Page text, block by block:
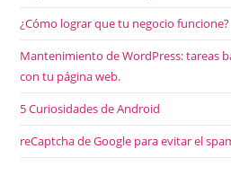
¿Cómo lograr que tu negocio funcione?
Mantenimiento de WordPress: tareas
con tu página web.
5 Curiosidades de Android
reCaptcha de Google para evitar el